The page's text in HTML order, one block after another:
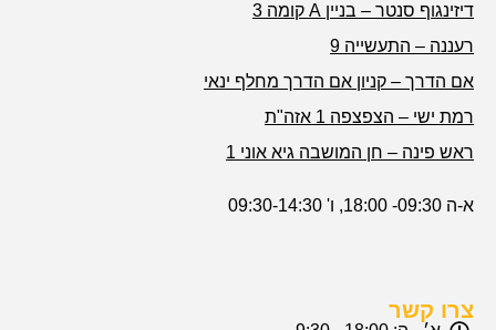
דיזינגוף סנטר – בניין A קומה 3
רעננה – התעשייה 9
אם הדרך – קניון אם הדרך מחלף ינאי
רמת ישי – הצפצפה 1 אזה"ת
ראש פינה – חן המושבה גיא אוני 1
א-ה 09:30- 18:00, ו' 09:30-14:30
צרו קשר